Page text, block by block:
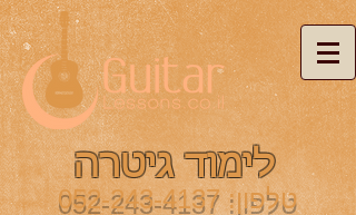
לימוד גיטרה
טלפון:052-243-4137